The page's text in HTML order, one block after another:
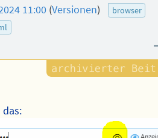
11:00 (Versionen)
browser
das: